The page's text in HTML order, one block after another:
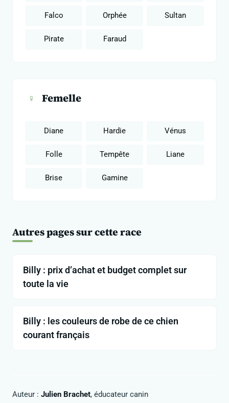
Falco Orphée Sultan
Pirate Faraud
♀ Femelle
Diane Hardie Vénus
Folle Tempête Liane
Brise Gamine
Autres pages sur cette race
Billy : prix d’achat et budget complet sur
toute la vie
Billy : les couleurs de robe de ce chien
courant français
Auteur : Julien Brachet, éducateur canin